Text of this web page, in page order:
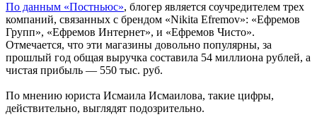
По данным «Постньюс», блогер является соучредителем трех
компаний, связанных с брендом «Nikita Efremov»: «Ефремов
Групп», «Ефремов Интернет», и «Ефремов Чисто».
Отмечается, что эти магазины довольно популярны, за
прошлый год общая выручка составила 54 миллиона рублей, а
чистая прибыль — 550 тыс. руб.
По мнению юриста Исмаила Исмаилова, такие цифры,
действительно, выглядят подозрительно.